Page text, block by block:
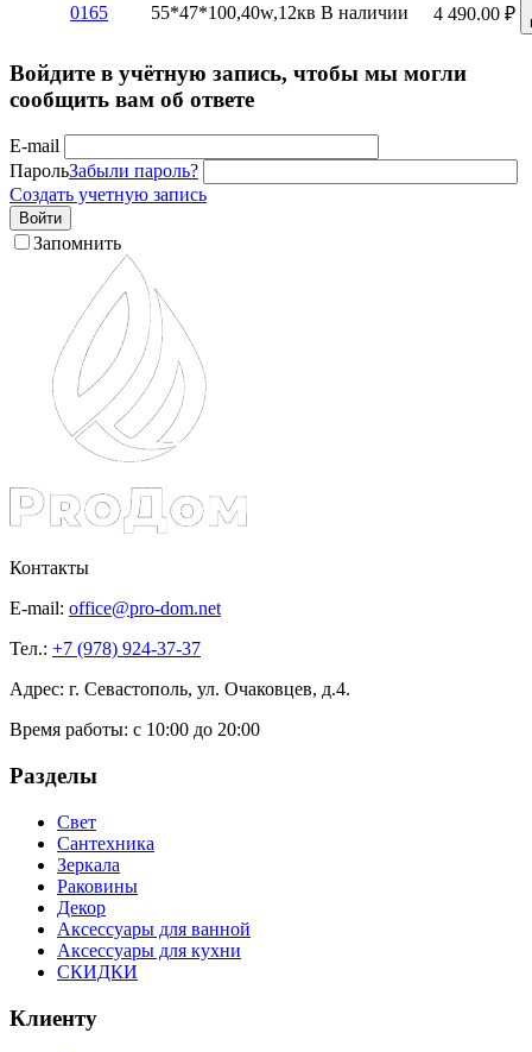
0165
55*47*100,40w,12кв В наличии 4 490.00 ₽
Войдите в учётную запись, чтобы мы могли
сообщить вам об ответе
E-mail
ПарольЗабыли пароль?
Создать учетную запись
Войти
Запомнить
Контакты
E-mail: office@pro-dom.net
Тел.: +7 (978) 924-37-37
Адрес: г. Севастополь, ул. Очаковцев, д.4.
Время работы: с 10:00 до 20:00
Разделы
Свет
Сантехника
Зеркала
Раковины
Декор
Аксессуары для ванной
Аксессуары для кухни
СКИДКИ
Клиенту